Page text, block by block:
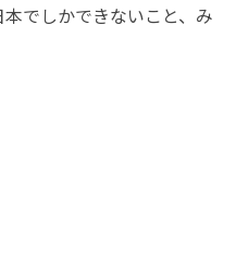
でしかできないこと、み